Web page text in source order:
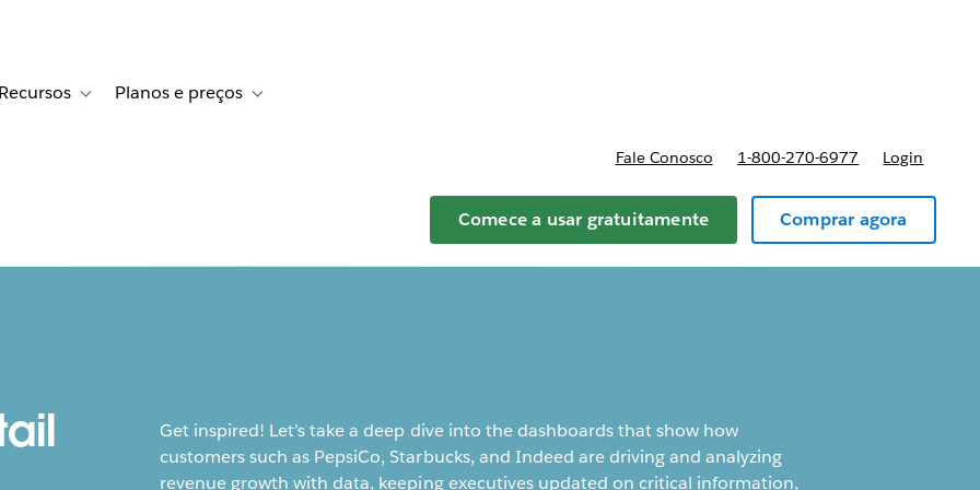
Histórias de clientes
sub-navigation for Soluções
Recursos Toggle sub-navigation for Recursos
Planos e preços Toggle sub-navigation for Planos e preços
Fale Conosco 1-800-270-6977 Login
Comece a usar gratuitamente Comprar agora
Get inspired! Let’s take a deep dive into the dashboards that show how
customers such as PepsiCo, Starbucks, and Indeed are driving and analyzing
revenue growth with data, keeping executives updated on critical information,